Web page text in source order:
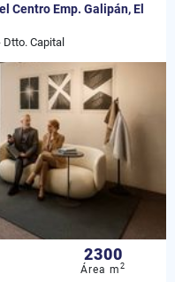
Centro Emp. Galipán, El
Dtto. Capital
2300
Área m2